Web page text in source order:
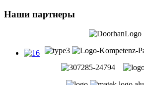
Наши партнеры